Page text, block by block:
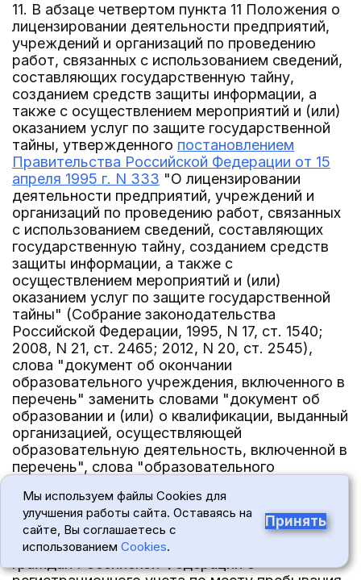
11. В абзаце четвертом пункта 11 Положения о
лицензировании деятельности предприятий,
учреждений и организаций по проведению
работ, связанных с использованием сведений,
составляющих государственную тайну,
созданием средств защиты информации, а
также с осуществлением мероприятий и (или)
оказанием услуг по защите государственной
тайны, утвержденного постановлением
Правительства Российской Федерации от 15
апреля 1995 г. N 333 "О лицензировании
деятельности предприятий, учреждений и
организаций по проведению работ, связанных
с использованием сведений, составляющих
государственную тайну, созданием средств
защиты информации, а также с
осуществлением мероприятий и (или)
оказанием услуг по защите государственной
тайны" (Собрание законодательства
Российской Федерации, 1995, N 17, ст. 1540;
2008, N 21, ст. 2465; 2012, N 20, ст. 2545),
слова "документ об окончании
образовательного учреждения, включенного в
перечень" заменить словами "документ об
образовании и (или) о квалификации, выданный
организацией, осуществляющей
образовательную деятельность, включенной в
перечень", слова "образовательного
осуществляющей образовательную
деятельность,".
12. В пункте 29(1) Правил регистрации и снятия
граждан Российской Федерации с
Мы используем файлы Cookies для
улучшения работы сайта. Оставаясь на
сайте, Вы соглашаетесь с
использованием Cookies.
Принять